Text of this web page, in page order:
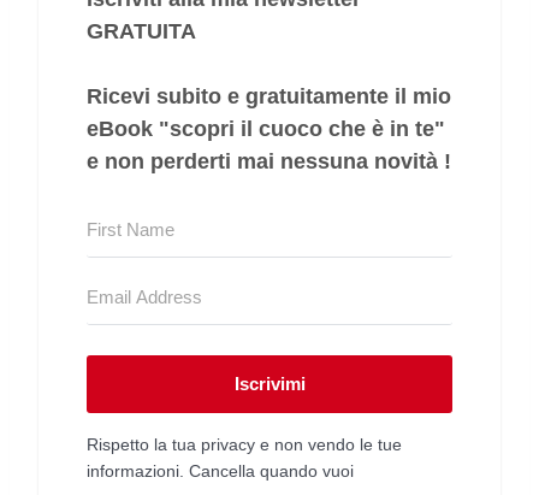
GRATUITA
Ricevi subito e gratuitamente il mio
eBook "scopri il cuoco che è in te"
e non perderti mai nessuna novità !
Iscrivimi
Rispetto la tua privacy e non vendo le tue
informazioni. Cancella quando vuoi